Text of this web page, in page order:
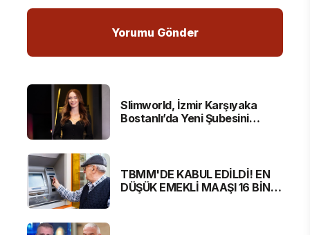
Slimworld, İzmir Karşıyaka
Bostanlı’da Yeni Şubesini
TBMM'DE KABUL EDİLDİ! EN
DÜŞÜK EMEKLİ MAAŞI 16 BİN